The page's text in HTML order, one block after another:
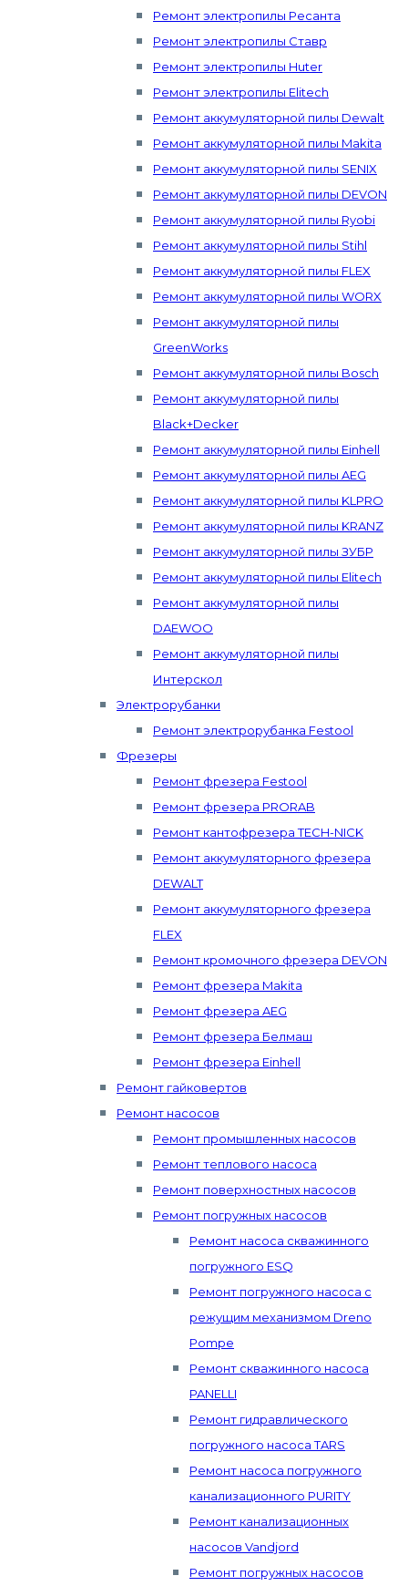
Ремонт электропилы Ресанта
Ремонт электропилы Ставр
Ремонт электропилы Huter
Ремонт электропилы Elitech
Ремонт аккумуляторной пилы Dewalt
Ремонт аккумуляторной пилы Makita
Ремонт аккумуляторной пилы SENIX
Ремонт аккумуляторной пилы DEVON
Ремонт аккумуляторной пилы Ryobi
Ремонт аккумуляторной пилы Stihl
Ремонт аккумуляторной пилы FLEX
Ремонт аккумуляторной пилы WORX
Ремонт аккумуляторной пилы
GreenWorks
Ремонт аккумуляторной пилы Bosch
Ремонт аккумуляторной пилы
Black+Decker
Ремонт аккумуляторной пилы Einhell
Ремонт аккумуляторной пилы AEG
Ремонт аккумуляторной пилы KLPRO
Ремонт аккумуляторной пилы KRANZ
Ремонт аккумуляторной пилы ЗУБР
Ремонт аккумуляторной пилы Elitech
Ремонт аккумуляторной пилы
DAEWOO
Ремонт аккумуляторной пилы
Интерскол
Электрорубанки
Ремонт электрорубанка Festool
Фрезеры
Ремонт фрезера Festool
Ремонт фрезера PRORAB
Ремонт кантофрезера TECH-NICK
Ремонт аккумуляторного фрезера
DEWALT
Ремонт аккумуляторного фрезера
FLEX
Ремонт кромочного фрезера DEVON
Ремонт фрезера Makita
Ремонт фрезера AEG
Ремонт фрезера Белмаш
Ремонт фрезера Einhell
Ремонт гайковертов
Ремонт насосов
Ремонт промышленных насосов
Ремонт теплового насоса
Ремонт поверхностных насосов
Ремонт погружных насосов
Ремонт насоса скважинного
погружного ESQ
Ремонт погружного насоса с
режущим механизмом Dreno
Pompe
Ремонт скважинного насоса
PANELLI
Ремонт гидравлического
погружного насоса TARS
Ремонт насоса погружного
канализационного PURITY
Ремонт канализационных
насосов Vandjord
Ремонт погружных насосов